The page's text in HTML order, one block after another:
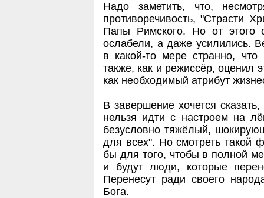
Надо заметить, что,
противоречивость, "Страсти
Папы Римского. Но от этого
ослабели, а даже усилились.
в какой-то мере странно, что
также, как и режиссёр, оценил
как необходимый атрибут
В завершение хочется
нельзя идти с настроем на
безусловно тяжёлый,
для всех". Но смотреть такой
бы для того, чтобы в полной
и будут люди, которые
Перенесут ради своего
Бога.